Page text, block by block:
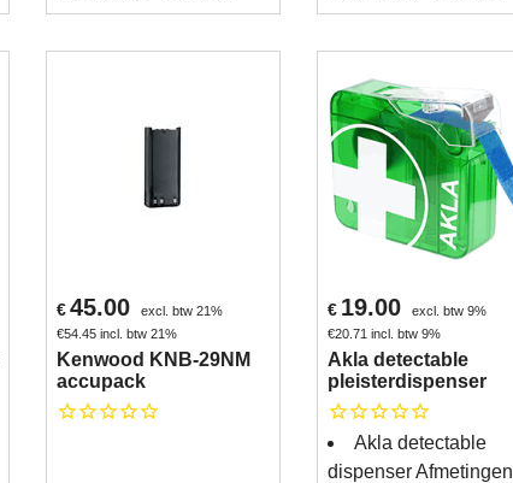
€45.00
excl. btw 21%
€54.45 incl. btw 21%
Kenwood KNB-29NM
accupack
€ 19.00
excl. btw 9%
€20.71 incl. btw 9%
Akla detectable
pleisterdispenser
Akla detectable
dispenser Afmetingen